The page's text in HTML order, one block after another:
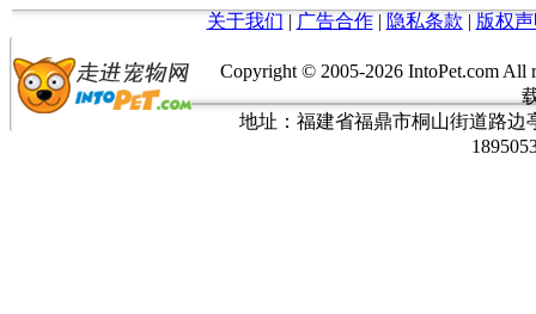
关于我们 | 广告合作| 隐私条款 | 版权
Copyright © 2005-2026 IntoPet.com
地址：福建省福鼎市桐山街道路边